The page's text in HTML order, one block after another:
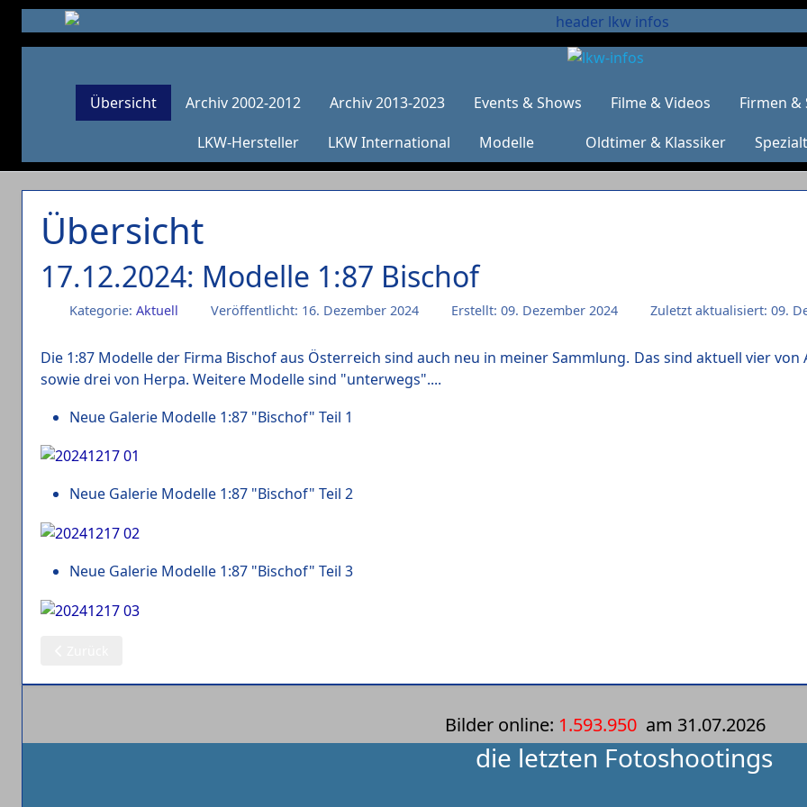
Übersicht Archiv 2002-2012 Archiv 2013-2023 Events & Shows Filme & Videos Firmen &
LKW-Hersteller
LKW International Modelle Oldtimer & Klassiker
Übersicht
17.12.2024: Modelle 1:87 Bischof
Kategorie: Aktuell Veröffentlicht: 16. Dezember 2024 Erstellt: 09. Dezember 2024 Zuletzt aktualisiert: 09.
Die 1:87 Modelle der Firma Bischof aus Österreich sind auch neu in meiner Sammlung. Das sind aktuell vier
sowie drei von Herpa. Weitere Modelle sind "unterwegs"....
Neue Galerie Modelle 1:87 "Bischof" Teil 1
Neue Galerie Modelle 1:87 "Bischof" Teil 2
Neue Galerie Modelle 1:87 "Bischof" Teil 3
Bilder online: 1.593.950 am 31.07.2026
die letzten Fotoshootings